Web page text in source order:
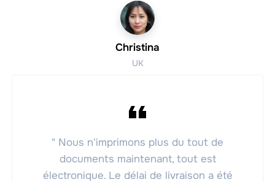
Christina
UK
" Nous n'imprimons plus du tout de
documents maintenant, tout est
électronique. Le délai de livraison a été